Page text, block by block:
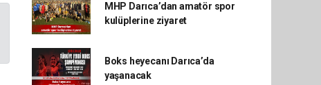
MHP Darıca’dan amatör spor
kulüplerine ziyaret
Boks heyecanı Darıca’da
yaşanacak